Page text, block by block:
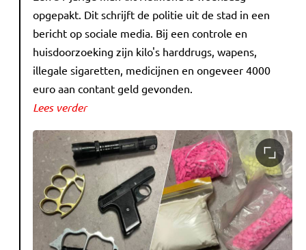
opgepakt. Dit schrijft de politie uit de stad in een
bericht op sociale media. Bij een controle en
huisdoorzoeking zijn kilo's harddrugs, wapens,
illegale sigaretten, medicijnen en ongeveer 4000
euro aan contant geld gevonden.
Lees verder